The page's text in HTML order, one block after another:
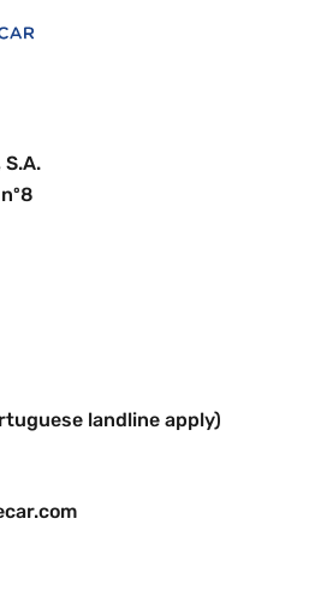
landline apply)